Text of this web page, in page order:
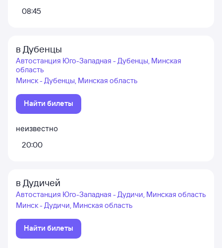
08:45
в Дубенцы
Автостанция Юго-Западная - Дубенцы, Минская
область
Минск - Дубенцы, Минская область
Найти билеты
неизвестно
20:00
в Дудичей
Автостанция Юго-Западная - Дудичи, Минская область
Минск - Дудичи, Минская область
Найти билеты